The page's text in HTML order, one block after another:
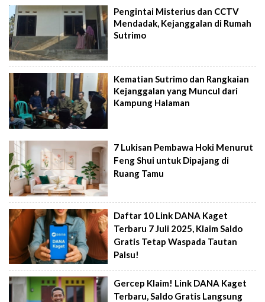
Pengintai Misterius dan CCTV
Mendadak, Kejanggalan di Rumah
Sutrimo
Kematian Sutrimo dan Rangkaian
Kejanggalan yang Muncul dari
Kampung Halaman
7 Lukisan Pembawa Hoki Menurut
Feng Shui untuk Dipajang di
Ruang Tamu
Daftar 10 Link DANA Kaget
Terbaru 7 Juli 2025, Klaim Saldo
Gratis Tetap Waspada Tautan
Palsu!
Gercep Klaim! Link DANA Kaget
Terbaru, Saldo Gratis Langsung